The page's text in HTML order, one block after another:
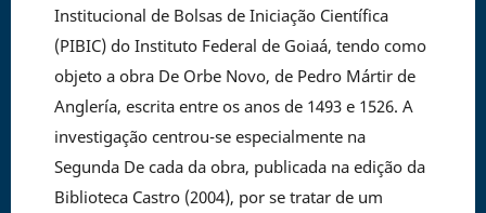
Institucional de Bolsas de Iniciação Científica
(PIBIC) do Instituto Federal de Goiaá, tendo como
objeto a obra De Orbe Novo, de Pedro Mártir de
Anglería, escrita entre os anos de 1493 e 1526. A
investigação centrou-se especialmente na
Segunda De cada da obra, publicada na edição da
Biblioteca Castro (2004), por se tratar de um